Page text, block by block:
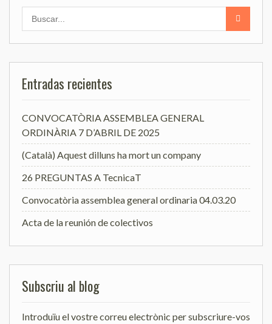
Entradas recientes
CONVOCATÒRIA ASSEMBLEA GENERAL
ORDINÀRIA 7 D’ABRIL DE 2025
(Català) Aquest dilluns ha mort un company
26 PREGUNTAS A TecnicaT
Convocatòria assemblea general ordinaria 04.03.20
Acta de la reunión de colectivos
Subscriu al blog
Introduïu el vostre correu electrònic per subscriure-vos